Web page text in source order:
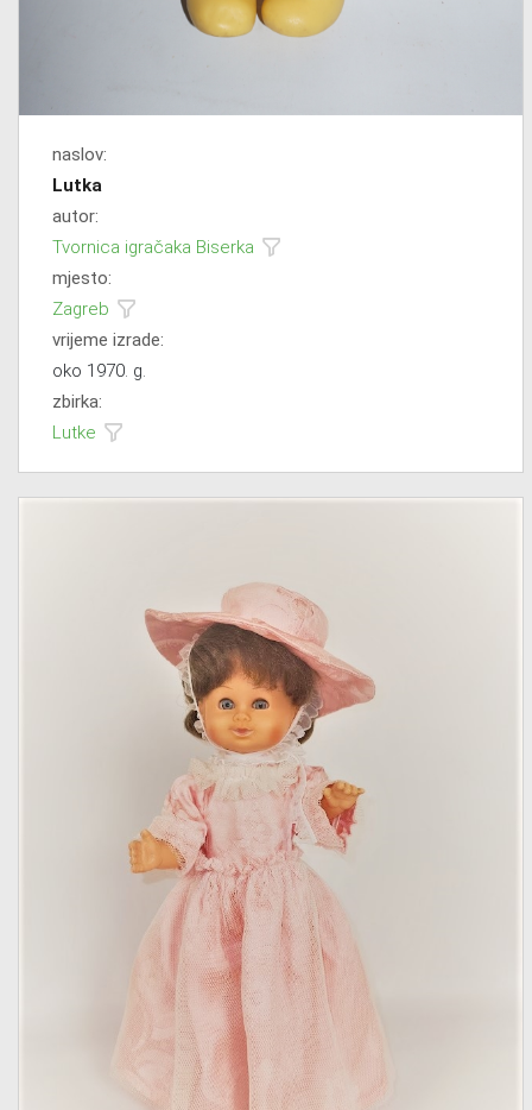
naslov:
Lutka
autor:
Tvornica igračaka Biserka
mjesto:
Zagreb
vrijeme izrade:
oko 1970. g.
zbirka:
Lutke